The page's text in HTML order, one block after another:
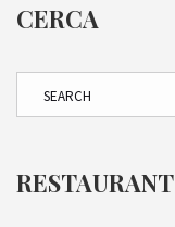
CERCA
RESTAURANT